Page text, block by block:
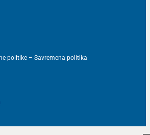
politike – Savremena politika